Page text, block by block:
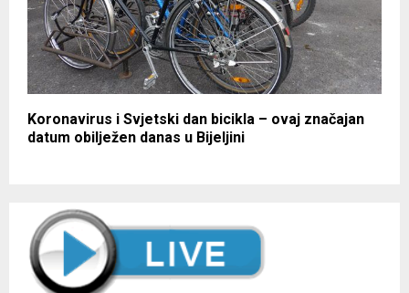
Koronavirus i Svjetski dan bicikla – ovaj značajan
datum obilježen danas u Bijeljini